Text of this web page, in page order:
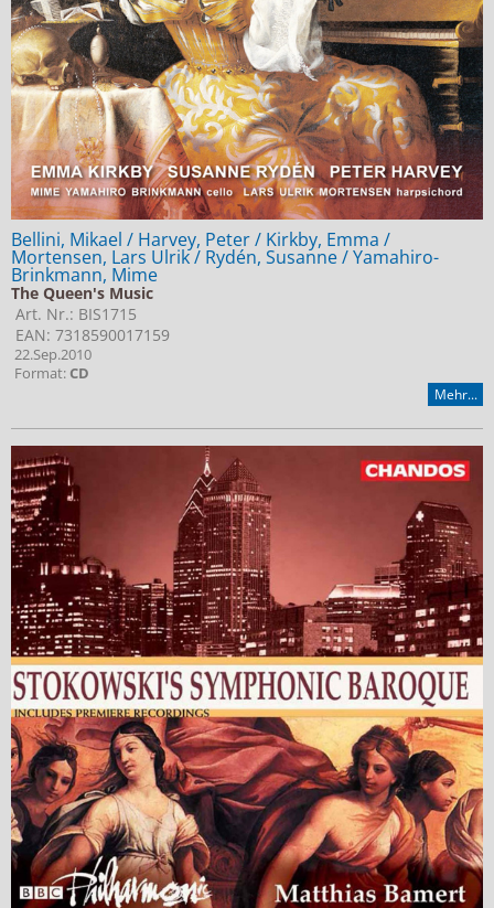
Bellini, Mikael / Harvey, Peter / Kirkby, Emma /
Mortensen, Lars Ulrik / Rydén, Susanne / Yamahiro-
Brinkmann, Mime
The Queen's Music
Art. Nr.: BIS1715
EAN: 7318590017159
22.Sep.2010
Format:CD
Mehr...